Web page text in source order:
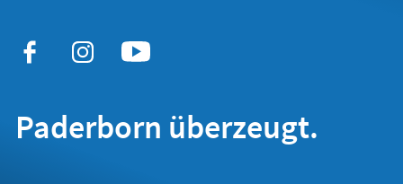
Paderborn überzeugt.